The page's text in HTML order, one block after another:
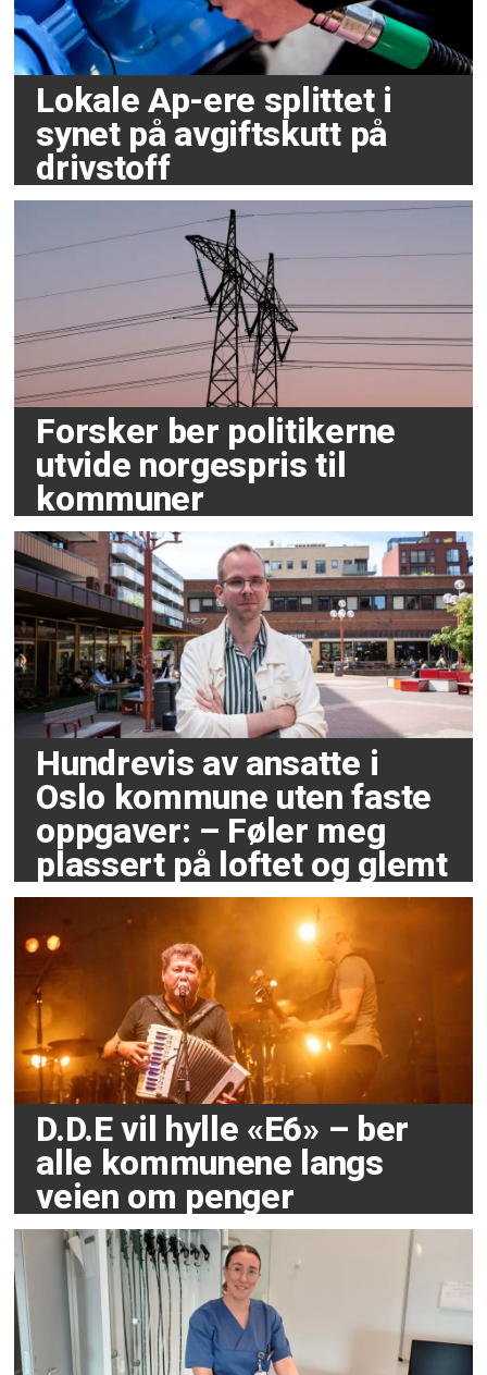
Lokale Ap-ere splittet i
synet på avgiftskutt på
drivstoff
Forsker ber politikerne
utvide norgespris til
kommuner
Hundrevis av ansatte i
Oslo kommune uten faste
oppgaver: – Føler meg
plassert på loftet og glemt
D.D.E vil hylle «E6» – ber
alle kommunene langs
veien om penger